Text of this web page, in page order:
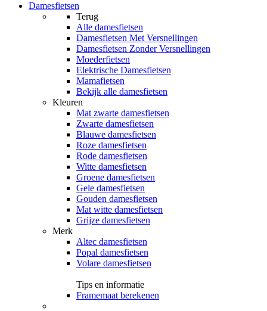
Damesfietsen
Terug
Alle damesfietsen
Damesfietsen Met Versnellingen
Damesfietsen Zonder Versnellingen
Moederfietsen
Elektrische Damesfietsen
Mamafietsen
Bekijk alle damesfietsen
Kleuren
Mat zwarte damesfietsen
Zwarte damesfietsen
Blauwe damesfietsen
Roze damesfietsen
Rode damesfietsen
Witte damesfietsen
Groene damesfietsen
Gele damesfietsen
Gouden damesfietsen
Mat witte damesfietsen
Grijze damesfietsen
Merk
Altec damesfietsen
Popal damesfietsen
Volare damesfietsen
Tips en informatie
Framemaat berekenen